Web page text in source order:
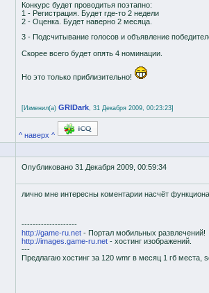
Конкурс будет проводитья поэтапно:
1 - Регистрация. Будет где-то 2 недели
2 - Оценка. Будет наверно 2 месяца.
3 - Подсчитывание голосов и объявление
Скорее всего будет опять 4 номинации.
Но это только приблизительно!
[Изменил(а) GRIDark, 31 Декабря 2009, 00:23:23]
^ наверх ^
Опубликовано 31 Декабря 2009, 00:59:34
лично мне интересны коментарии насчёт
--------------------
http://game-ru.net - Портал мобильных развлечений!
http://images.game-ru.net - хостинг изображений.
---
Предлагаю хостинг за 120 wmr в месяц 1 гб места,